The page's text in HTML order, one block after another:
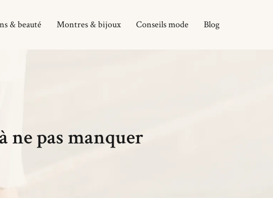
& beauté Montres & bijoux Conseils mode Blog
ne pas manquer